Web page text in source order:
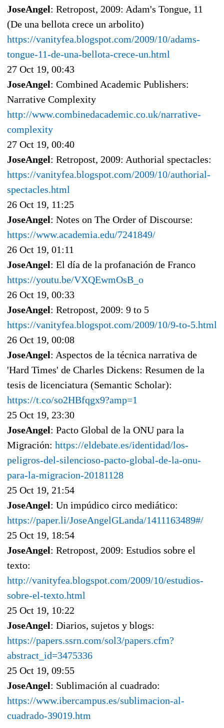
JoseAngel: Retropost, 2009: Adam's Tongue, 11
(De una bellota crece un arbolito)
https://vanityfea.blogspot.com/2009/10/adams-
tongue-11-de-una-bellota-crece-un.html
27 Oct 19, 00:43
JoseAngel: Combined Academic Publishers:
Narrative Complexity
http://www.combinedacademic.co.uk/narrative-
complexity
27 Oct 19, 00:40
JoseAngel: Retropost, 2009: Authorial spectacles:
https://vanityfea.blogspot.com/2009/10/authorial-
spectacles.html
26 Oct 19, 11:25
JoseAngel: Notes on The Order of Discourse:
https://www.academia.edu/7241849/
26 Oct 19, 01:11
JoseAngel: El día de la profanación de Franco
https://youtu.be/VXQEwmOsB_o
26 Oct 19, 00:33
JoseAngel: Retropost, 2009: 9 to 5
https://vanityfea.blogspot.com/2009/10/9-to-5.html
26 Oct 19, 00:08
JoseAngel: Aspectos de la técnica narrativa de
'Hard Times' de Charles Dickens: Resumen de la
tesis de licenciatura (Semantic Scholar):
https://t.co/so2HBfqgx9?amp=1
25 Oct 19, 23:30
JoseAngel: Pacto Global de la ONU para la
Migración: https://eldebate.es/identidad/los-
peligros-del-silencioso-pacto-global-de-la-onu-
para-la-migracion-20181128
25 Oct 19, 21:54
JoseAngel: Un impúdico circo mediático:
https://paper.li/JoseAngelGLanda/1411163489#/
25 Oct 19, 18:54
JoseAngel: Retropost, 2009: Estudios sobre el
texto:
http://vanityfea.blogspot.com/2009/10/estudios-
sobre-el-texto.html
25 Oct 19, 10:22
JoseAngel: Diarios, sujetos y blogs:
https://papers.ssrn.com/sol3/papers.cfm?
abstract_id=3475336
25 Oct 19, 09:55
JoseAngel: Sublimación al cuadrado:
https://www.ibercampus.es/sublimacion-al-
cuadrado-39019.htm